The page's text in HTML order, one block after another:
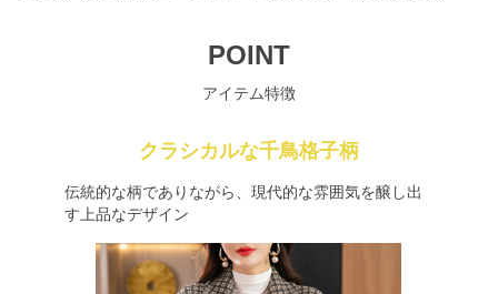
POINT
アイテム特徴
クラシカルな千鳥格子柄
伝統的な柄でありながら、現代的な雰囲気を醸し出
す上品なデザイン